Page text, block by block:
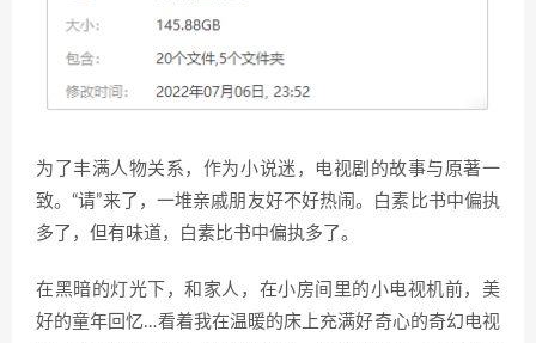
为了丰满人物关系，作为小说迷，电视剧的故事与原著一
致。“请”来了，一堆亲戚朋友好不好热闹。白素比书中偏执
多了，但有味道，白素比书中偏执多了。
在黑暗的灯光下，和家人，在小房间里的小电视机前，美
好的童年回忆…看着我在温暖的床上充满好奇心的奇幻电视